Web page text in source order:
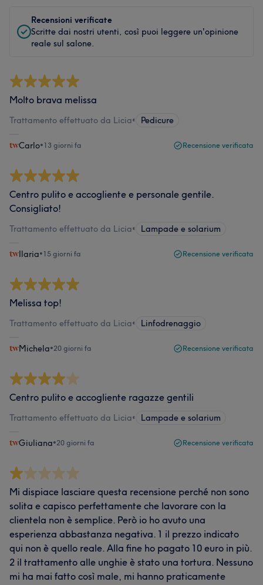
Recensioni verificate
Scritte dai nostri utenti, così puoi leggere un'opinione
reale sul salone.
Molto brava melissa
Trattamento effettuato da Licia• Pedicure
Carlo•13 giorni fa Recensione verificata
Centro pulito e accogliente e personale gentile.
Consigliato!
Trattamento effettuato da Licia• Lampade e solarium
Ilaria•15 giorni fa Recensione verificata
Melissa top!
Trattamento effettuato da Licia• Linfodrenaggio
Michela•20 giorni fa Recensione verificata
Centro pulito e accogliente ragazze gentili
Trattamento effettuato da Licia• Lampade e solarium
Giuliana•20 giorni fa Recensione verificata
Mi dispiace lasciare questa recensione perché non sono
solita e capisco perfettamente che lavorare con la
clientela non è semplice. Però io ho avuto una
esperienza abbastanza negativa. 1 il prezzo indicato
qui non è quello reale. Alla fine ho pagato 10 euro in più.
2 il trattamento alle unghie è stato una tortura. Nessuno
mi ha mai fatto così male, mi hanno praticamente